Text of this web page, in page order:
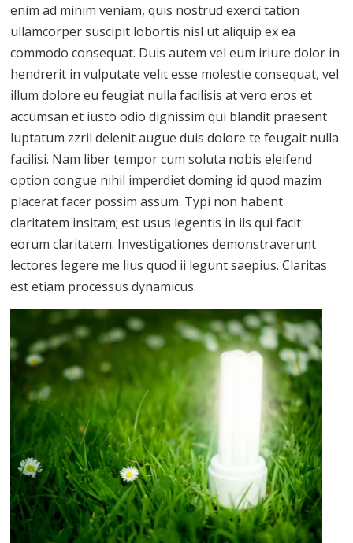
enim ad minim veniam, quis nostrud exerci tation
ullamcorper suscipit lobortis nisl ut aliquip ex ea
commodo consequat. Duis autem vel eum iriure dolor in
hendrerit in vulputate velit esse molestie consequat, vel
illum dolore eu feugiat nulla facilisis at vero eros et
accumsan et iusto odio dignissim qui blandit praesent
luptatum zzril delenit augue duis dolore te feugait nulla
facilisi. Nam liber tempor cum soluta nobis eleifend
option congue nihil imperdiet doming id quod mazim
placerat facer possim assum. Typi non habent
claritatem insitam; est usus legentis in iis qui facit
eorum claritatem. Investigationes demonstraverunt
lectores legere me lius quod ii legunt saepius. Claritas
est etiam processus dynamicus.